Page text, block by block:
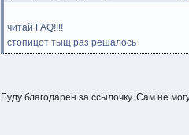
читай FAQ!!!!
стопицот тыщ раз решалось
Буду благодарен за ссылочку..Сам не